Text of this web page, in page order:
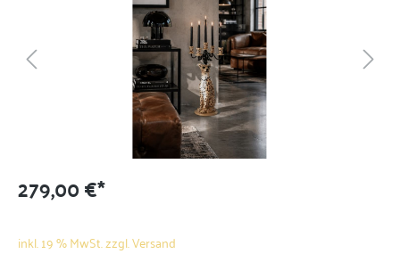
279,00 €*
inkl. 19 % MwSt. zzgl. Versand